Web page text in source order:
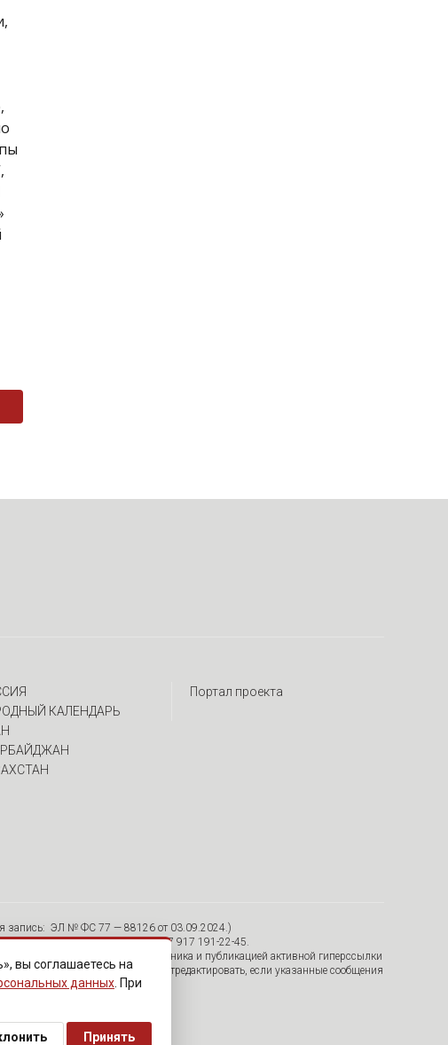
КАЛЕНДАРЬ
Портал проекта
запись: ЭЛ № ФС 77 — 88126 от 03.09.2024.)
Советская, 30/12, пом. 15 Тел. +7 917 191-22-45.
с указанием источника и публикацией активной гиперссылки
право удалить их с сайта или отредактировать, если указанные сообщения
cookies
вы соглашаетесь на
данных . При
Принять